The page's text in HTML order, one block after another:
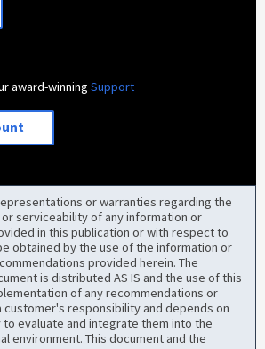
award-winningSupport
or warranties regarding the
serviceability of any information or
in this publication or with respect to
obtained by the use of the information or
provided herein. The
is distributed AS IS and the use of this
of any recommendations or
customer's responsibility and depends on
evaluate and integrate them into the
environment. This document and the